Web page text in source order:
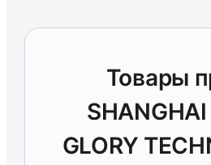
Товары
GLORY